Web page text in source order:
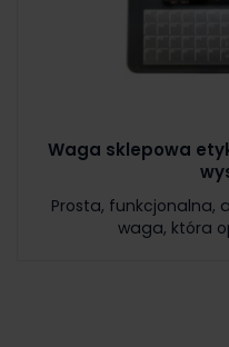
Waga sklepowa
Prosta, funkcjonalna,
waga, która